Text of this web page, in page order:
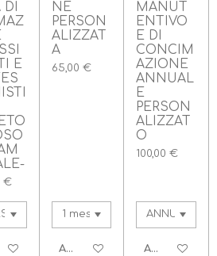
E
€
AL CARRELLO
NE
PERSON
ALIZZAT
A
65,00 €
AGGIUNGI AL CARRELLO
MANUT
ENTIVO
E DI
CONCIM
AZIONE
ANNUAL
E
PERSON
ALIZZAT
O
100,00 €
AGGIUNGI